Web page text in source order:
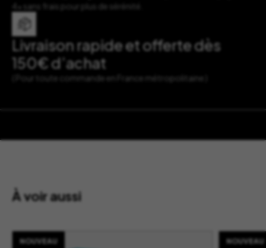
4x sans frais pour plus de sérénité.
Livraison rapide et offerte dès
150€ d’achat
( Pour toute commande en France métropolitaine )
À voir aussi
NOUVEAU NOUVEAU